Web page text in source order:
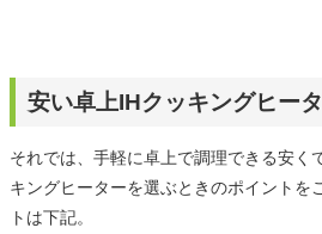
安い卓上IHクッキングヒー
それでは、手軽に卓上で調理できる安く
キングヒーターを選ぶときのポイントを
トは下記。